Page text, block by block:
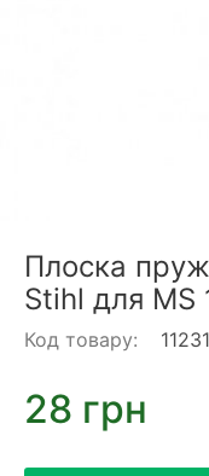
Плоска
Stihl для MS
Код товару:
28 грн